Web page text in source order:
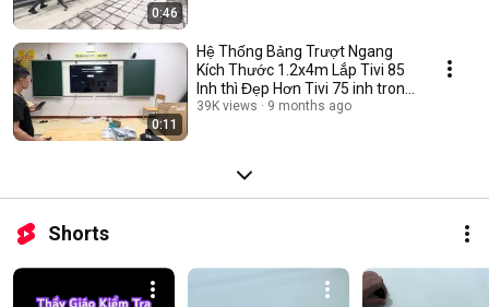
0:46
0:11
Hệ Thống Bảng Trượt Ngang
Kích Thước 1.2x4m Lắp Tivi 85
Inh thì Đẹp Hơn Tivi 75 inh trong
video
39K views 9 months ago
Shorts